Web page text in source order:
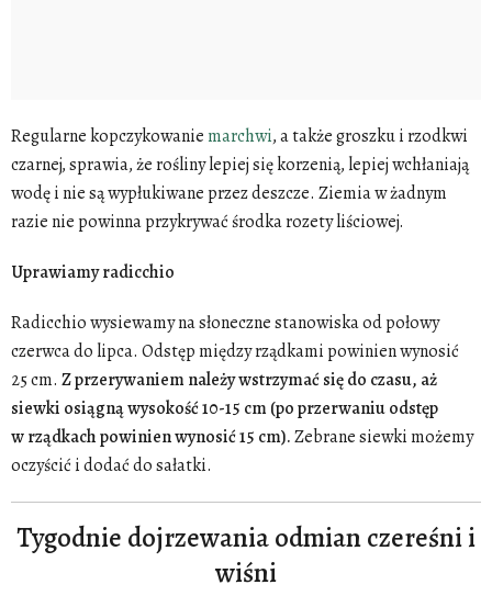
Regularne kopczykowaniemarchwi, a także groszku i rzodkwi
czarnej, sprawia, że rośliny lepiej się korzenią, lepiej wchłaniają
wodę i nie są wypłukiwane przez deszcze. Ziemia w żadnym
razie nie powinna przykrywać środka rozety liściowej.
Uprawiamy radicchio
Radicchio wysiewamy na słoneczne stanowiska od połowy
czerwca do lipca. Odstęp między rządkami powinien wynosić
25 cm. Z przerywaniem należy wstrzymać się do czasu, aż
siewki osiągną wysokość 10-15 cm (po przerwaniu odstęp
w rządkach powinien wynosić 15 cm).Zebrane siewki możemy
oczyścić i dodać do sałatki.
Tygodnie dojrzewania odmian czereśni i
wiśni